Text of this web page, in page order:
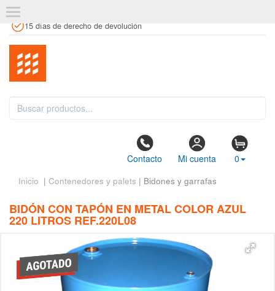
15 días de derecho de devolución
Contacto Mi cuenta 0
Inicio | Contenedores y palets | Bidones y garrafas
BIDÓN CON TAPÓN EN METAL COLOR AZUL
220 LITROS REF.220L08